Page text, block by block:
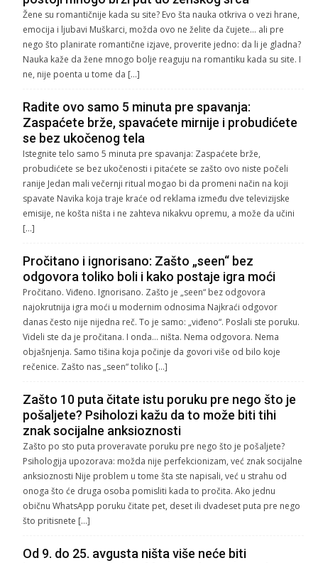
Žene su romantičnije kada su site? Evo šta nauka otkriva o vezi hrane,
emocija i ljubavi Muškarci, možda ovo ne želite da čujete… ali pre
nego što planirate romantične izjave, proverite jedno: da li je gladna?
Nauka kaže da žene mnogo bolje reaguju na romantiku kada su site. I
ne, nije poenta u tome da […]
Radite ovo samo 5 minuta pre spavanja:
Zaspaćete brže, spavaćete mirnije i probudićete
se bez ukočenog tela
Istegnite telo samo 5 minuta pre spavanja: Zaspaćete brže,
probudićete se bez ukočenosti i pitaćete se zašto ovo niste počeli
ranije Jedan mali večernji ritual mogao bi da promeni način na koji
spavate Navika koja traje kraće od reklama između dve televizijske
emisije, ne košta ništa i ne zahteva nikakvu opremu, a može da učini
[…]
Pročitano i ignorisano: Zašto „seen“ bez
odgovora toliko boli i kako postaje igra moći
Pročitano. Viđeno. Ignorisano. Zašto je „seen“ bez odgovora
najokrutnija igra moći u modernim odnosima Najkraći odgovor
danas često nije nijedna reč. To je samo: „viđeno“. Poslali ste poruku.
Videli ste da je pročitana. I onda… ništa. Nema odgovora. Nema
objašnjenja. Samo tišina koja počinje da govori više od bilo koje
rečenice. Zašto nas „seen“ toliko […]
Zašto 10 puta čitate istu poruku pre nego što je
pošaljete? Psiholozi kažu da to može biti tihi
znak socijalne anksioznosti
Zašto po sto puta proveravate poruku pre nego što je pošaljete?
Psihologija upozorava: možda nije perfekcionizam, već znak socijalne
anksioznosti Nije problem u tome šta ste napisali, već u strahu od
onoga što će druga osoba pomisliti kada to pročita. Ako jednu
običnu WhatsApp poruku čitate pet, deset ili dvadeset puta pre nego
što pritisnete […]
Od 9. do 25. avgusta ništa više neće biti